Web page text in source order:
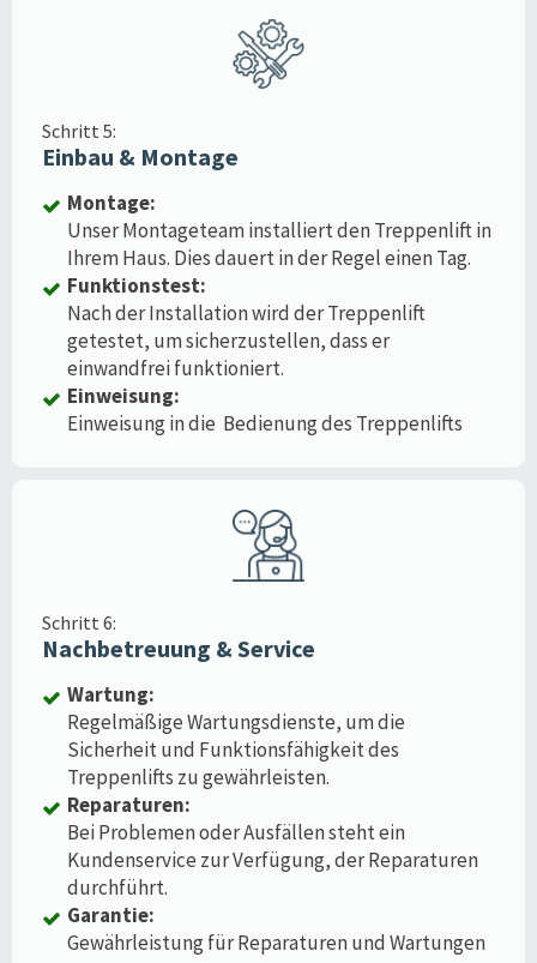
Schritt 5:
Einbau & Montage
Montage:
Unser Montageteam installiert den Treppenlift in
Ihrem Haus. Dies dauert in der Regel einen Tag.
Funktionstest:
Nach der Installation wird der Treppenlift
getestet, um sicherzustellen, dass er
einwandfrei funktioniert.
Einweisung:
Einweisung in die Bedienung des Treppenlifts
Schritt 6:
Nachbetreuung & Service
Wartung:
Regelmäßige Wartungsdienste, um die
Sicherheit und Funktionsfähigkeit des
Treppenlifts zu gewährleisten.
Reparaturen:
Bei Problemen oder Ausfällen steht ein
Kundenservice zur Verfügung, der Reparaturen
durchführt.
Garantie:
Gewährleistung für Reparaturen und Wartungen